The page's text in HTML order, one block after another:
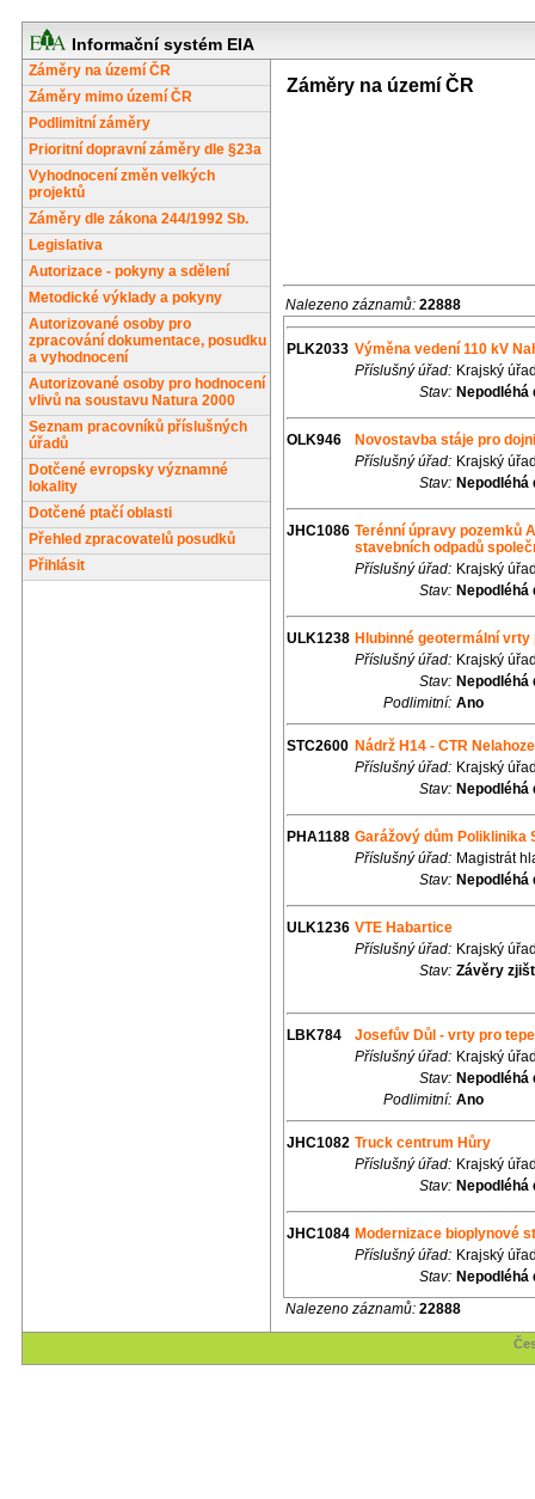
Informační systém EIA
Záměry na území ČR
Záměry mimo území ČR
Podlimitní záměry
Prioritní dopravní záměry dle §23a
Vyhodnocení změn velkých
projektů
Záměry dle zákona 244/1992 Sb.
Legislativa
Autorizace - pokyny a sdělení
Metodické výklady a pokyny
Autorizované osoby pro
zpracování dokumentace, posudku
a vyhodnocení
Autorizované osoby pro hodnocení
vlivů na soustavu Natura 2000
Seznam pracovníků příslušných
úřadů
Dotčené evropsky významné
lokality
Dotčené ptačí oblasti
Přehled zpracovatelů posudků
Přihlásit
Záměry na území ČR
Nalezeno záznamů: 22888
PLK2033 Výměna vedení 110 kV
Příslušný úřad: Krajský
Stav:
OLK946
Novostavba stáje pro
Příslušný úřad: Krajský
Stav:
JHC1086 Terénní úpravy pozemků
stavebních odpadů
Příslušný úřad: Krajský
Stav:
ULK1238 Hlubinné geotermální vrty
Příslušný úřad: Krajský
Stav:
Podlimitní: Ano
STC2600 Nádrž H14 - CTR
Příslušný úřad: Krajský
Stav:
PHA1188 Garážový dům Poliklinika
Příslušný úřad: Magistrát
Stav:
ULK1236 VTE Habartice
Příslušný úřad: Krajský
Stav: Závěry
LBK784
Josefův Důl - vrty pro
Příslušný úřad: Krajský
Stav:
Podlimitní: Ano
JHC1082 Truck centrum Hůry
Příslušný úřad: Krajský
Stav:
JHC1084 Modernizace bioplynové
Příslušný úřad: Krajský
Stav:
Nalezeno záznamů: 22888